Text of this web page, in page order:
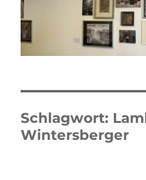
Schlagwort:
Wintersberger